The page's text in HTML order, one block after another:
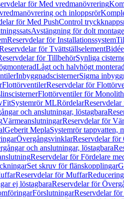
för Med vredmanövrering
och inloppsrör
för Med PushControl
Avstängning för dolt montage
Reservdelar för Installationssystem
för Tvättställselement
för TillbehörSynliga
Lågt och halvhögt monterad
InbyggnadscisternerSigma
FlottörventilerReservdelar för
Flottörventiler för Monolith
Systemrör MLRördelarReservdelar
och anslutningar, löstagbara
VärmeanslutningarReservdelar för
Geberit MeplaSystemrör tappvatten,
ÖvergångsvinklarReservdelar
och anslutningar, löstagbara
Reservdelar för Fördelare
Set skruv för flänskopplingar
Reservdelar för Muffar
ej löstagbaraReservdelar för
FörslutningarReservdelar